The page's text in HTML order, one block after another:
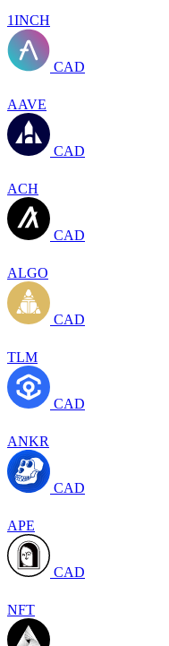
1INCH
CAD
AAVE
CAD
ACH
CAD
ALGO
CAD
TLM
CAD
ANKR
CAD
APE
CAD
NFT